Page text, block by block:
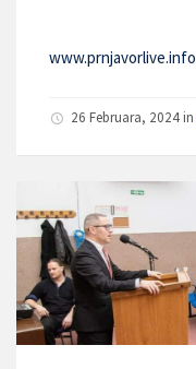
www.prnjavorlive.info
26 Februara, 2024in